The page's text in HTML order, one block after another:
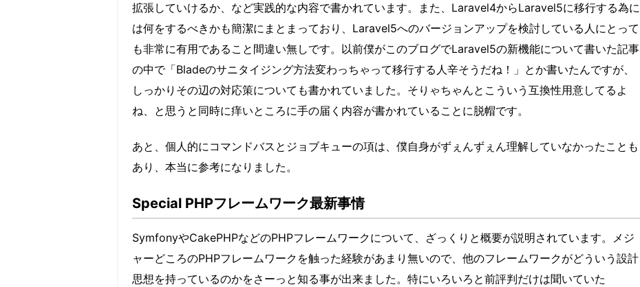
拡張していけるか、など実践的な内容で書かれています。また、Laravel4からLaravel5に移行する為に
は何をするべきかも簡潔にまとまっており、Laravel5へのバージョンアップを検討している人にとって
も非常に有用であること間違い無しです。以前僕がこのブログでLaravel5の新機能について書いた記事
の中で「Bladeのサニタイジング方法変わっちゃって移行する人辛そうだね！」とか書いたんですが、
しっかりその辺の対応策についても書かれていました。そりゃちゃんとこういう互換性用意してるよ
ね、と思うと同時に痒いところに手の届く内容が書かれていることに脱帽です。
あと、個人的にコマンドバスとジョブキューの項は、僕自身がずぇんずぇん理解していなかったことも
あり、本当に参考になりました。
Special PHPフレームワーク最新事情
SymfonyやCakePHPなどのPHPフレームワークについて、ざっくりと概要が説明されています。メジ
ャーどころのPHPフレームワークを触った経験があまり無いので、他のフレームワークがどういう設計
思想を持っているのかをさーっと知る事が出来ました。特にいろいろと前評判だけは聞いていた